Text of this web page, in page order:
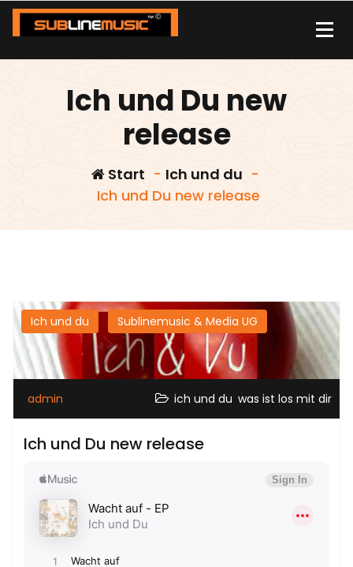
Zum
Inhalt
Ich und Du new
release
Start - Ich und du -
Ich und Du new release
Ich und du Sublinemusic & Media UG
admin ich und du was ist los mit dir
Ich und Du new release